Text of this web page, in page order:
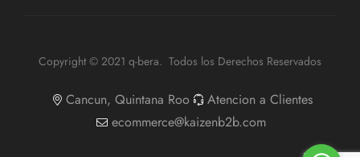
Copyright © 2021 q-bera. Todos los Derechos Reservados
Cancun, Quintana Roo
Atencion a Clientes
ecommerce@kaizenb2b.com